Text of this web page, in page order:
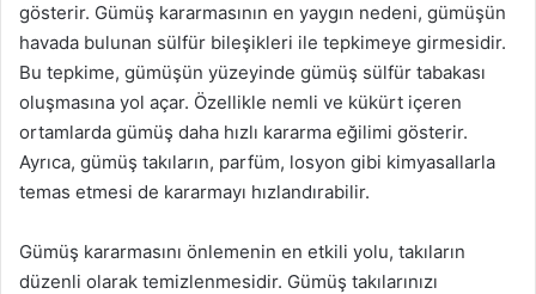
gösterir. Gümüş kararmasının en yaygın nedeni, gümüşün
havada bulunan sülfür bileşikleri ile tepkimeye girmesidir.
Bu tepkime, gümüşün yüzeyinde gümüş sülfür tabakası
oluşmasına yol açar. Özellikle nemli ve kükürt içeren
ortamlarda gümüş daha hızlı kararma eğilimi gösterir.
Ayrıca, gümüş takıların, parfüm, losyon gibi kimyasallarla
temas etmesi de kararmayı hızlandırabilir.
Gümüş kararmasını önlemenin en etkili yolu, takıların
düzenli olarak temizlenmesidir. Gümüş takılarınızı